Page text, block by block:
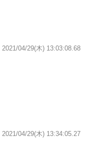
2021/04/29(木) 13:03:08.68
2021/04/29(木) 13:34:05.27